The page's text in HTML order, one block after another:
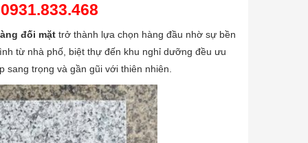
0931.833.468
đối mặt trở thành lựa chọn hàng đầu nhờ sự bền
từ nhà phố, biệt thự đến khu nghỉ dưỡng đều ưu
trọng và gần gũi với thiên nhiên.